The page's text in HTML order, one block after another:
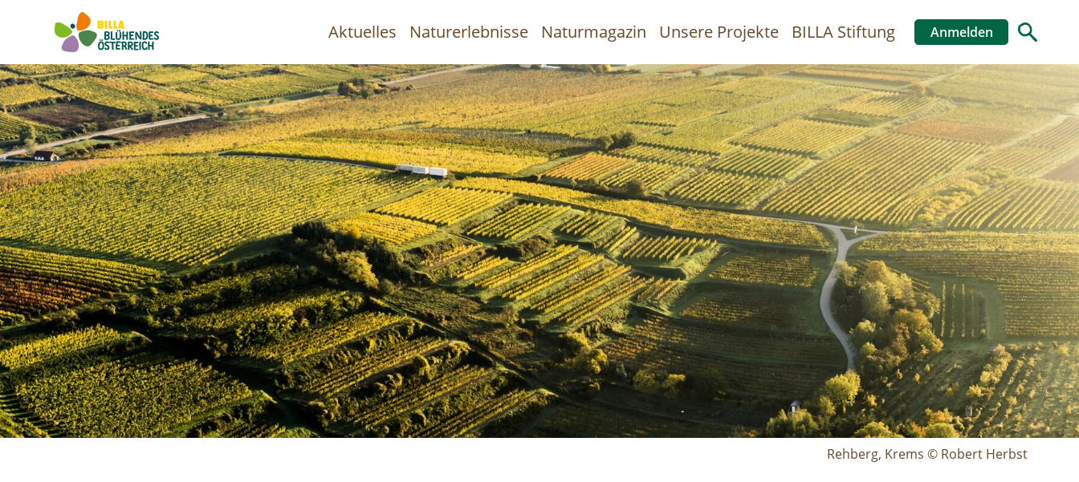
Direkt
zum
Inhalt
Hauptnavigation
Aktuelles Naturerlebnisse Naturmagazin Unsere Projekte BILLA Stiftung Anmelden
Image
Rehberg, Krems © Robert Herbst